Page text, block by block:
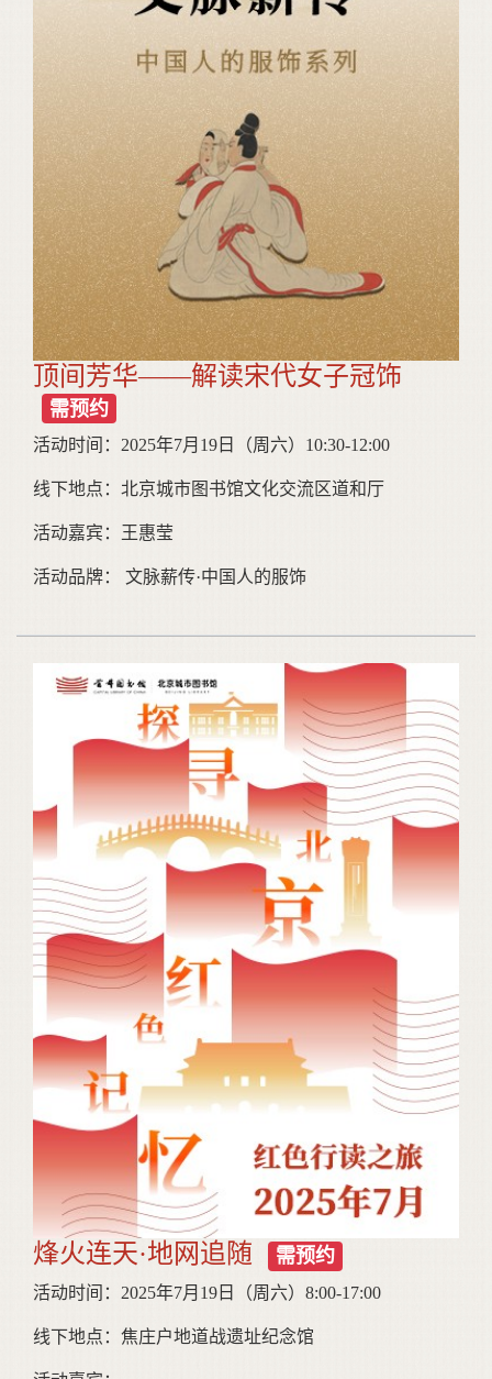
顶间芳华——解读宋代女子冠饰
需预约
活动时间：2025年7月19日（周六）10:30-12:00
线下地点：北京城市图书馆文化交流区道和厅
活动嘉宾：王惠莹
活动品牌： 文脉薪传·中国人的服饰
烽火连天·地网追随 需预约
活动时间：2025年7月19日（周六）8:00-17:00
线下地点：焦庄户地道战遗址纪念馆